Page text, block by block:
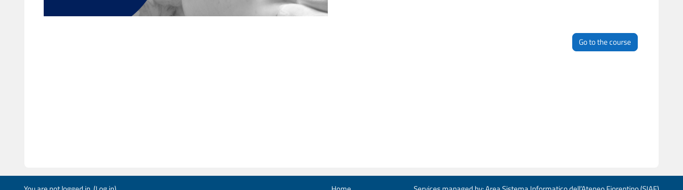
Go to the course